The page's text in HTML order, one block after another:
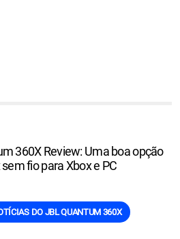
360X Review: Uma boa opção
fio para Xbox e PC
DO JBL QUANTUM 360X